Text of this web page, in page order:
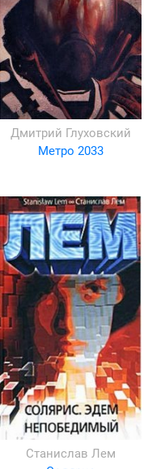
Дмитрий Глуховский
Метро 2033
Станислав Лем